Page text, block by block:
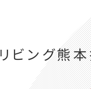
リビング熊